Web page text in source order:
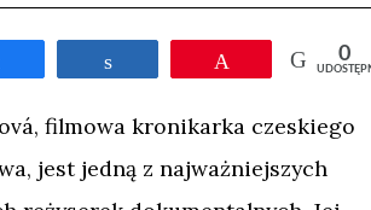
Przypnij 0
filmowa kronikarka czeskiego
jest jedną z najważniejszych